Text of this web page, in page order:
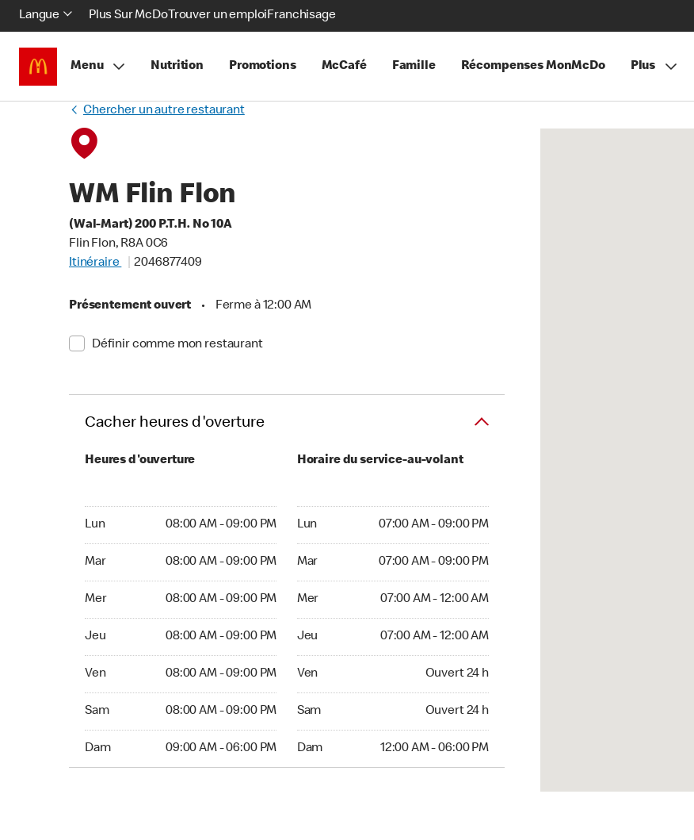
Langue Plus Sur McDoTrouver un emploiFranchisage
Menu Nutrition Promotions McCafé Famille Récompenses MonMcDo Plus
Chercher un autre restaurant
WM Flin Flon
(Wal-Mart) 200 P.T.H. No 10A
Flin Flon, R8A 0C6
Itinéraire
2046877409
Présentement ouvert • Ferme à 12:00 AM
Définir comme mon restaurant
Cacher heures d'overture
Heures d'ouverture
Lun 08:00 AM - 09:00 PM
Mar 08:00 AM - 09:00 PM
Mer 08:00 AM - 09:00 PM
Jeu 08:00 AM - 09:00 PM
Ven 08:00 AM - 09:00 PM
Sam 08:00 AM - 09:00 PM
Dam 09:00 AM - 06:00 PM
Horaire du service-au-volant
Lun 07:00 AM - 09:00 PM
Mar 07:00 AM - 09:00 PM
Mer 07:00 AM - 12:00 AM
Jeu 07:00 AM - 12:00 AM
Ven Ouvert 24 h
Sam Ouvert 24 h
Dam 12:00 AM - 06:00 PM